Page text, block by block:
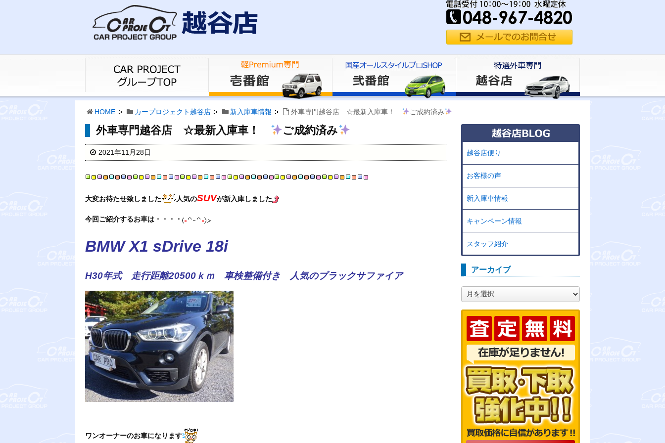
HOME カープロジェクト越谷店 新入庫車情報 外車専門越谷店 ☆最新入庫車！ ご成約済み
外車専門越谷店 ☆最新入庫車！ ご成約済み
2021年11月28日
大変お待たせ致しました 人気のSUVが新入庫しました
今回ご紹介するお車は・・・・
BMW X1 sDrive 18i
H30年式 走行距離20500ｋｍ 車検整備付き 人気のブラックサファイア
ワンオーナーのお車になります
越谷店便り
お客様の声
新入庫車情報
キャンペーン情報
スタッフ紹介
アーカイブ
ー
カ